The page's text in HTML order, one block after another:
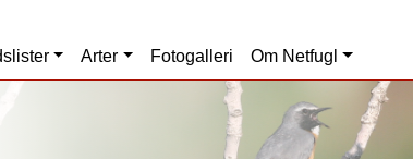
Arter Fotogalleri Om Netfugl